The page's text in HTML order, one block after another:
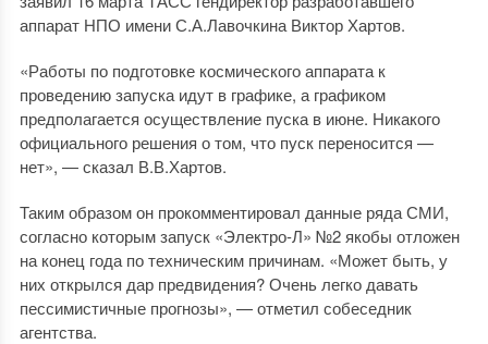
аппарат НПО имени С.А.Лавочкина Виктор Хартов.
«Работы по подготовке космического аппарата к
проведению запуска идут в графике, а графиком
предполагается осуществление пуска в июне. Никакого
официального решения о том, что пуск переносится —
нет», — сказал В.В.Хартов.
Таким образом он прокомментировал данные ряда СМИ,
согласно которым запуск «Электро-Л» №2 якобы отложен
на конец года по техническим причинам. «Может быть, у
них открылся дар предвидения? Очень легко давать
пессимистичные прогнозы», — отметил собеседник
агентства.